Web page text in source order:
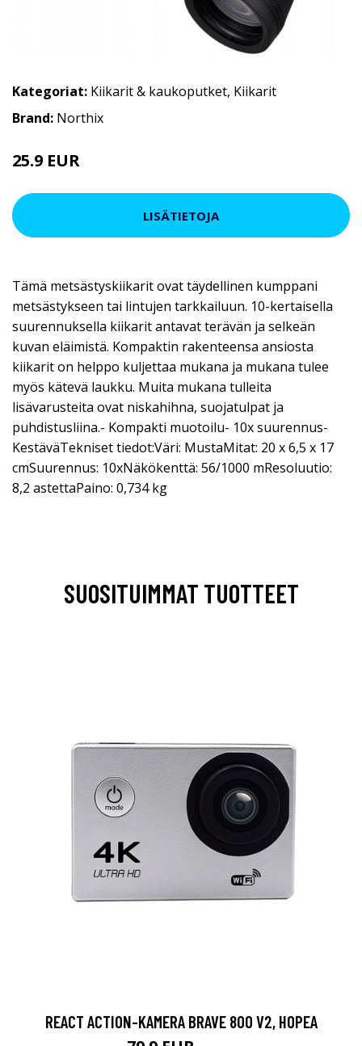
Kategoriat: Kiikarit & kaukoputket, Kiikarit
Brand: Northix
25.9 EUR
LISÄTIETOJA
Tämä metsästyskiikarit ovat täydellinen kumppani
metsästykseen tai lintujen tarkkailuun. 10-kertaisella
suurennuksella kiikarit antavat terävän ja selkeän
kuvan eläimistä. Kompaktin rakenteensa ansiosta
kiikarit on helppo kuljettaa mukana ja mukana tulee
myös kätevä laukku. Muita mukana tulleita
lisävarusteita ovat niskahihna, suojatulpat ja
puhdistusliina.- Kompakti muotoilu- 10x suurennus-
KestäväTekniset tiedot:Väri: MustaMitat: 20 x 6,5 x 17
cmSuurennus: 10xNäkökenttä: 56/1000 mResoluutio:
8,2 astettaPaino: 0,734 kg
SUOSITUIMMAT TUOTTEET
REACT ACTION-KAMERA BRAVE 800 V2, HOPEA